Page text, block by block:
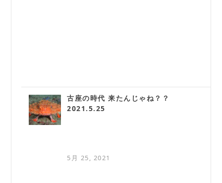
古座の時代 来たんじゃね？？
2021.5.25
5月 25, 2021